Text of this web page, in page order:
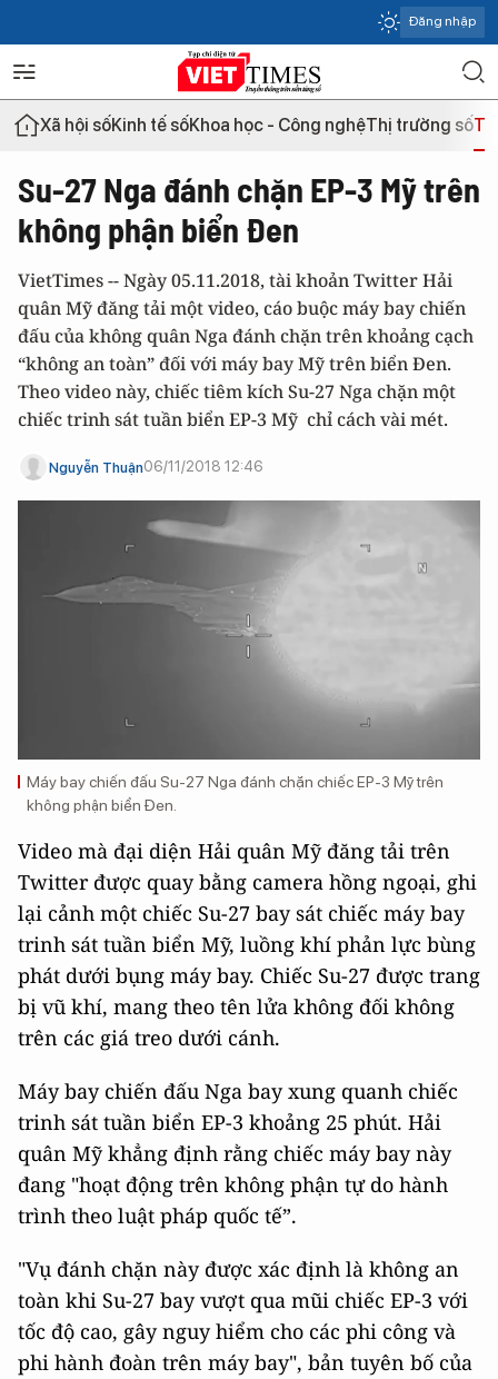
Đăng nhập
Xã hội sốKinh tế sốKhoa học - Công nghệThị trường số
Su-27 Nga đánh chặn EP-3 Mỹ trên
không phận biển Đen
VietTimes -- Ngày 05.11.2018, tài khoản Twitter Hải
quân Mỹ đăng tải một video, cáo buộc máy bay chiến
đấu của không quân Nga đánh chặn trên khoảng cạch
“không an toàn” đối với máy bay Mỹ trên biển Đen.
Theo video này, chiếc tiêm kích Su-27 Nga chặn một
chiếc trinh sát tuần biển EP-3 Mỹ chỉ cách vài mét.
Nguyễn Thuận06/11/2018 12:46
Máy bay chiến đấu Su-27 Nga đánh chặn chiếc EP-3 Mỹ trên
không phận biển Đen.
Video mà đại diện Hải quân Mỹ đăng tải trên
Twitter được quay bằng camera hồng ngoại, ghi
lại cảnh một chiếc Su-27 bay sát chiếc máy bay
trinh sát tuần biển Mỹ, luồng khí phản lực bùng
phát dưới bụng máy bay. Chiếc Su-27 được trang
bị vũ khí, mang theo tên lửa không đối không
trên các giá treo dưới cánh.
Máy bay chiến đấu Nga bay xung quanh chiếc
trinh sát tuần biển EP-3 khoảng 25 phút. Hải
quân Mỹ khẳng định rằng chiếc máy bay này
đang "hoạt động trên không phận tự do hành
trình theo luật pháp quốc tế”.
"Vụ đánh chặn này được xác định là không an
toàn khi Su-27 bay vượt qua mũi chiếc EP-3 với
tốc độ cao, gây nguy hiểm cho các phi công và
phi hành đoàn trên máy bay", bản tuyên bố của